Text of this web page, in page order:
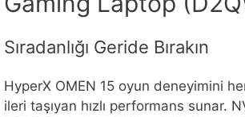
Sıradanlığı Geride Bırakın
HyperX OMEN 15 oyun deneyimini
ileri taşıyan hızlı performans sunar.